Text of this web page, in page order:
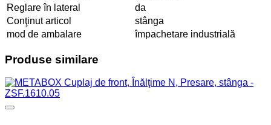
Reglare în lateral
da
Conţinut articol
stânga
mod de ambalare
împachetare industrială
Produse similare